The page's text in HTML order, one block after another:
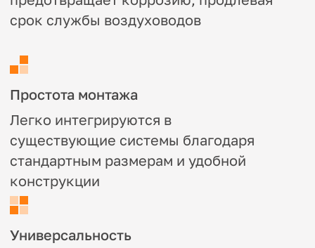
Применение
Материал:Оцинкованная сталь толщиной
от 0,5 до 1,0 мм
вентиляции и кондиционирования, где
Размеры:
под любые требования
Температурный диапазон:
температурам от -30°C до +120°C
Тип соединения: фланец из шинорейки